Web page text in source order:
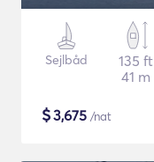
Sejlbåd
135 ft
41 m
$3,675 /nat